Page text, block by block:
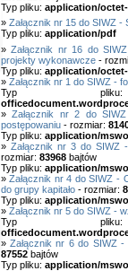
Typ pliku: application/
» Załącznik nr 15 do SIWZ -
Typ pliku: application/pdf
»Załącznik nr 16 do
projekty wykonawcze-
Typ pliku: application/
» Załącznik nr 1 do SIWZ -
Typ
»Załącznik nr 2 do
postępowaniu- rozmiar:
Typ pliku: application/
» Załącznik nr 3 do SIWZ
rozmiar: 83968bajtów
Typ pliku: application/
»Załącznik nr 4 do SIWZ -
do grupy kapitało- rozmiar:
Typ pliku: application/
» Załącznik nr 5 do SIWZ -
Typ
» Załącznik nr 6 do SIWZ
87552bajtów
Typ pliku: application/